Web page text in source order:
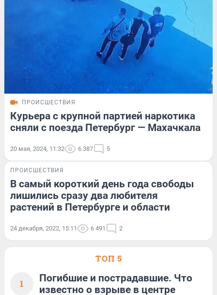
ПРОИСШЕСТВИЯ
Курьера с крупной партией наркотика
сняли с поезда Петербург — Махачкала
20 мая, 2024, 11:32 6 387 5
ПРОИСШЕСТВИЯ
В самый короткий день года свободы
лишились сразу два любителя
растений в Петербурге и области
24 декабря, 2022, 15:11 6 491 2
ТОП 5
1
Погибшие и пострадавшие. Что
известно о взрыве в центре